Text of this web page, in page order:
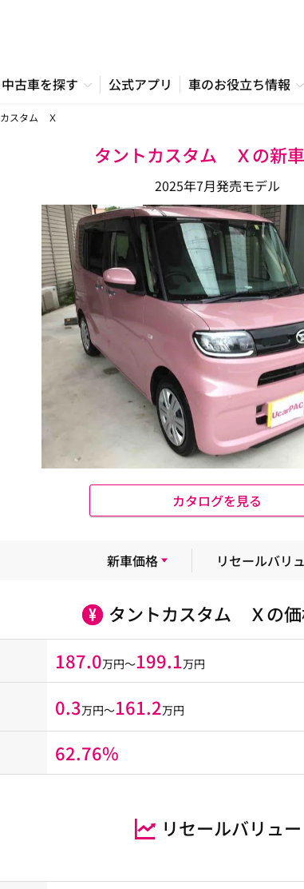
中古車を探す 公式アプリ 車のお役立ち情報
カスタム Ｘ
タントカスタム Ｘの新
2025年7月発売モデル
カタログを見る
新車価格 リセールバリ
タントカスタム Ｘの
187.0万円～199.1万円
0.3万円〜161.2万円
62.76%
リセールバリュー